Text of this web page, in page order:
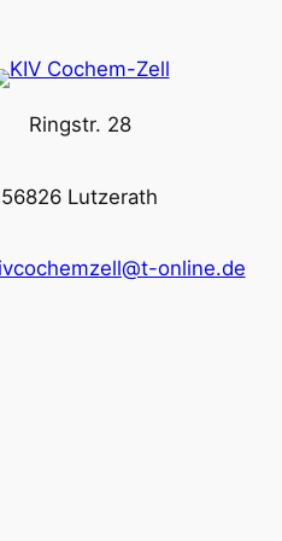
Ringstr. 28
56826 Lutzerath
online.de